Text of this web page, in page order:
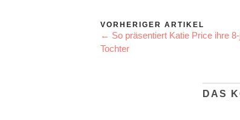
VORHERIGER ARTIKEL
← So präsentiert Katie Price ihre
Tochter
DAS